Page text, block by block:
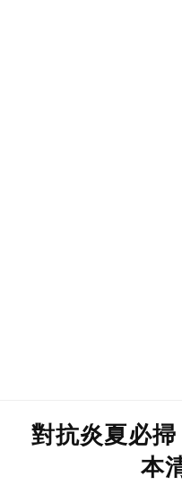
好
對抗炎夏必
本